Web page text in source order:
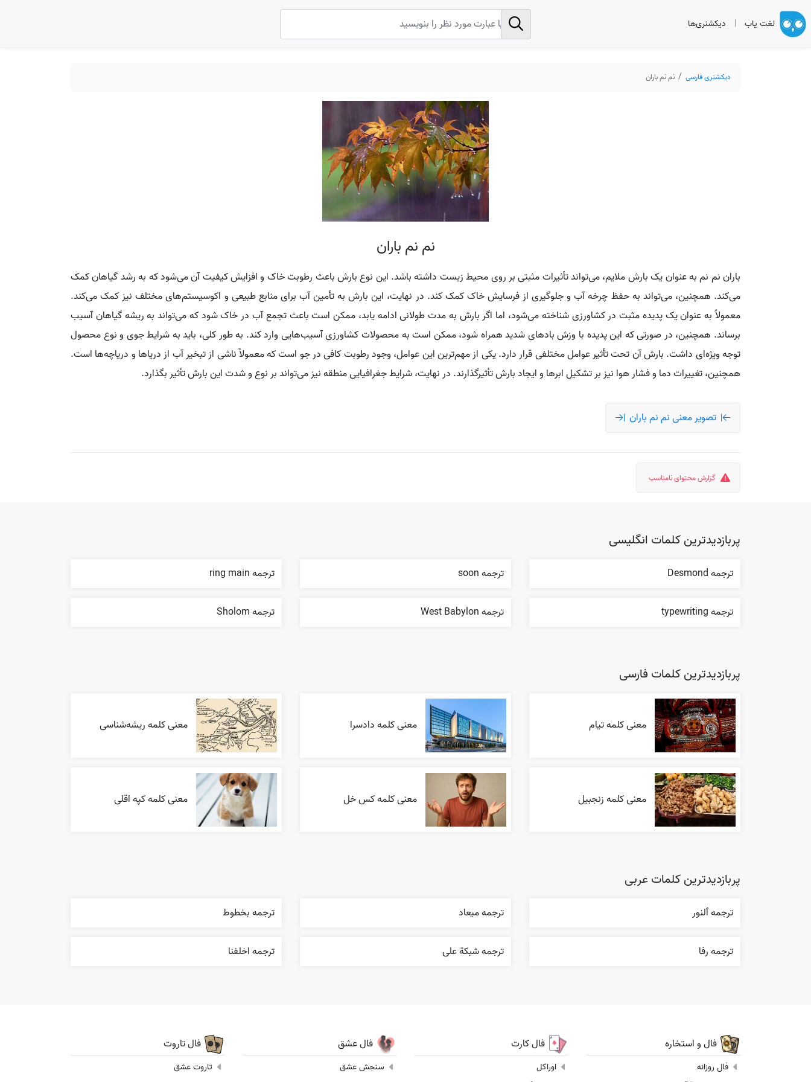
لغت یاب | دیکشنری‌ها
دیکشنری فارسی نم نم باران
نم نم باران
باران نم نم به عنوان یک بارش ملایم، می‌تواند تأثیرات مثبتی بر روی محیط زیست داشته باشد. این نوع بارش باعث رطوبت خاک و افزایش کیفیت آن می‌شود که به رشد گیاهان کمک
می‌کند. همچنین، می‌تواند به حفظ چرخه آب و جلوگیری از فرسایش خاک کمک کند. در نهایت، این بارش به تأمین آب برای منابع طبیعی و اکوسیستم‌های مختلف نیز کمک می‌کند.
معمولاً به عنوان یک پدیده مثبت در کشاورزی شناخته می‌شود، اما اگر بارش به مدت طولانی ادامه یابد، ممکن است باعث تجمع آب در خاک شود که می‌تواند به ریشه گیاهان آسیب
برساند. همچنین، در صورتی که این پدیده با وزش بادهای شدید همراه شود، ممکن است به محصولات کشاورزی آسیب‌هایی وارد کند. به طور کلی، باید به شرایط جوی و نوع محصول
توجه ویژه‌ای داشت. بارش آن تحت تأثیر عوامل مختلفی قرار دارد. یکی از مهم‌ترین این عوامل، وجود رطوبت کافی در جو است که معمولاً ناشی از تبخیر آب از دریاها و دریاچه‌ها است.
همچنین، تغییرات دما و فشار هوا نیز بر تشکیل ابرها و ایجاد بارش تأثیرگذارند. در نهایت، شرایط جغرافیایی منطقه نیز می‌تواند بر نوع و شدت این بارش تأثیر بگذارد.
تصویر معنی نم نم باران
گزارش محتوای نامناسب
پربازدیدترین کلمات انگلیسی
ترجمه Desmond ترجمه soon ترجمه ring main
ترجمه typewriting ترجمه West Babylon ترجمه Sholom
پربازدیدترین کلمات فارسی
معنی کلمه تیام معنی کلمه دادسرا معنی کلمه ریشه‌شناسی
معنی کلمه زنجبیل معنی کلمه کس خل معنی کلمه کپه اقلی
پربازدیدترین کلمات عربی
ترجمه ٱلنور ترجمه ميعاد ترجمه بخطوط
ترجمه رفا ترجمه شبکة علی ترجمه اخلفنا
فال و استخاره
فال روزانه
فال کارت
اوراکل
فال عشق
سنجش عشق
فال تاروت
تاروت عشق